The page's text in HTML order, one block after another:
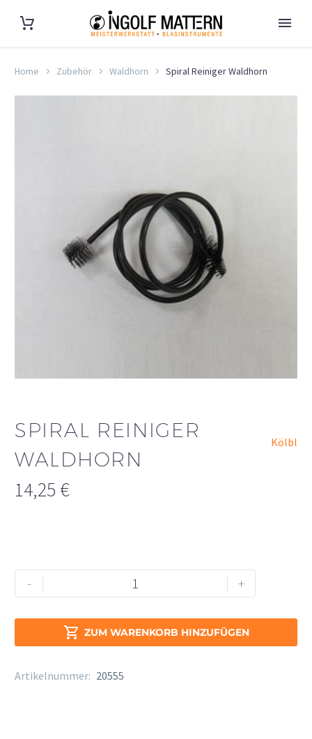
Home Zubehör Waldhorn Spiral Reiniger Waldhorn
SPIRAL REINIGER
WALDHORN
Kölbl
14,25 €
-
Reiniger
+
 ZUM WARENKORB HINZUFÜGEN
Alternative:
Artikelnummer: 20555